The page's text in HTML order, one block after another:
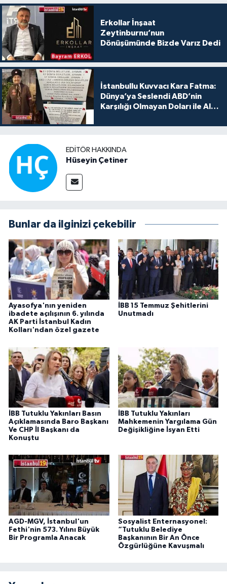
Erkollar İnşaat
Zeytinburnu’nun
Dönüşümünde Bizde Varız Dedi
İstanbullu Kuvvacı Kara Fatma:
Dünya’ya Seslendi ABD’nin
Karşılığı Olmayan Doları ile Alış
EDITÖR HAKKINDA
Hüseyin Çetiner
Bunlar da ilginizi çekebilir
Ayasofya'nın yeniden
ibadete açılışının 6. yılında
AK Parti İstanbul Kadın
Kolları'ndan özel gazete
İBB 15 Temmuz Şehitlerini
Unutmadı
İBB Tutuklu Yakınları Basın
Açıklamasında Baro Başkanı
Ve CHP İl Başkanı da
Konuştu
İBB Tutuklu Yakınları
Mahkemenin Yargılama Gün
Değişikliğine İsyan Etti
AGD-MGV, İstanbul'un
Fethi'nin 573. Yılını Büyük
Bir Programla Anacak
Sosyalist Enternasyonel:
“Tutuklu Belediye
Başkanının Bir An Önce
Özgürlüğüne Kavuşmalı